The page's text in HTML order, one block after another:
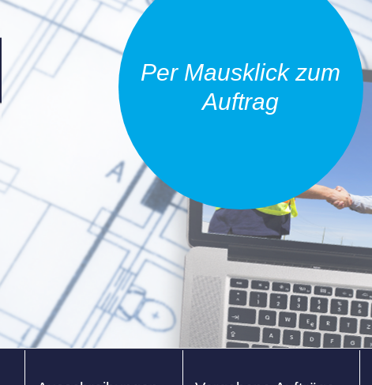
Per Mausklick zum
Auftrag